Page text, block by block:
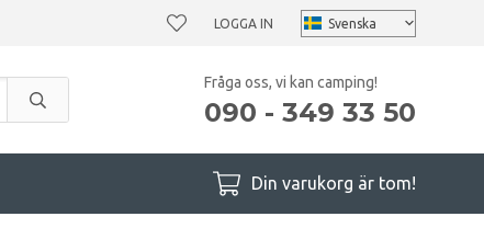
LOGGA IN
Fråga oss, vi kan camping!
090 - 349 33 50
Din varukorg är tom!